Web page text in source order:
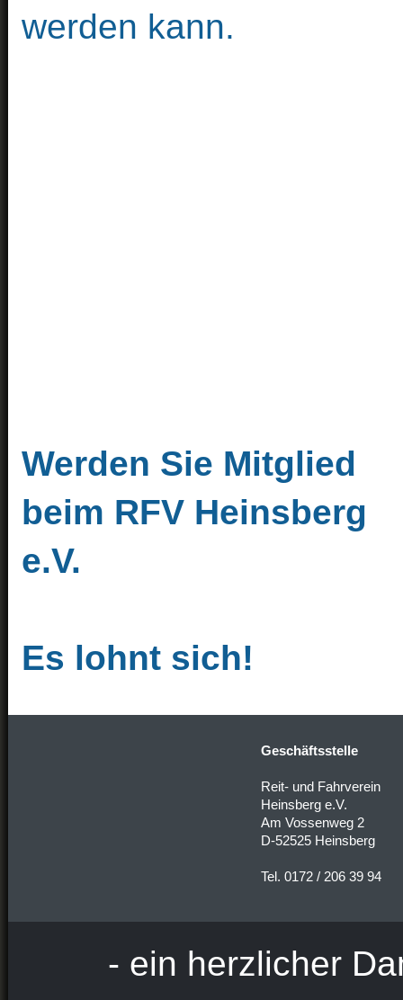
werden kann.
Werden Sie Mitglied
beim RFV Heinsberg
e.V.
Es lohnt sich!
Geschäftsstelle
Reit- und Fahrverein
Heinsberg e.V.
Am Vossenweg 2
D-52525 Heinsberg
Tel. 0172 / 206 39 94
- ein herzlicher